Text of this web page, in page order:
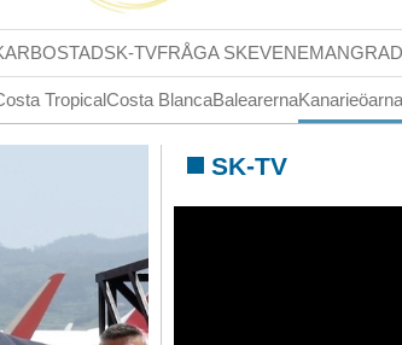
BOSTADSK-TVFRÅGA SKEVENEMANG
TropicalCosta BlancaBalearerna
SK-TV